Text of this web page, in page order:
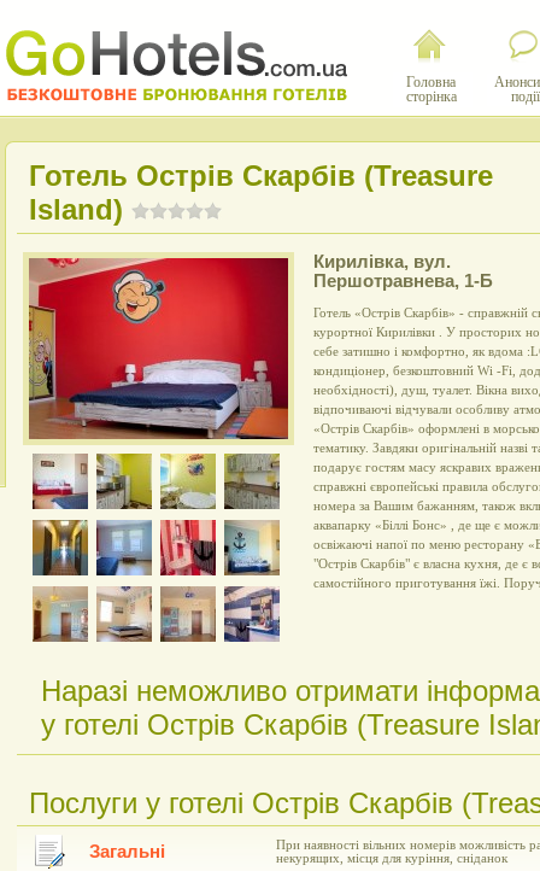
Головна
сторінка
події
Готель Острів Скарбів (Treasure
Island)
Кирилівка, вул.
Першотравнева, 1-Б
Готель «Острів Скарбів» - справжній
курортної Кирилівки . У просторих
себе затишно і комфортно, як вдома
кондиціонер, безкоштовний Wi -Fi,
необхідності), душ, туалет. Вікна
відпочиваючі відчували особливу
«Острів Скарбів» оформлені в
тематику. Завдяки оригінальній
подарує гостям масу яскравих
справжні європейські правила
номера за Вашим бажанням, також
аквапарку «Біллі Бонс» , де ще є
освіжаючі напої по меню ресторану
"Острів Скарбів" є власна кухня, де є
самостійного приготування їжі.
Наразі неможливо отримати
у готелі Острів Скарбів (Treasure
Послуги у готелі Острів Скарбів
Загальні
При наявності вільних номерів можливість
некурящих, місця для куріння, сніданок